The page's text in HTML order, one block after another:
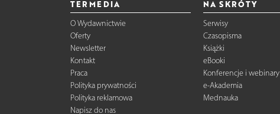
TERMEDIA
O Wydawnictwie
Oferty
Newsletter
Kontakt
Praca
Polityka prywatności
Polityka reklamowa
Napisz do nas
NA SKRÓTY
Serwisy
Czasopisma
Książki
eBooki
Konferencje i webinary
e-Akademia
Mednauka